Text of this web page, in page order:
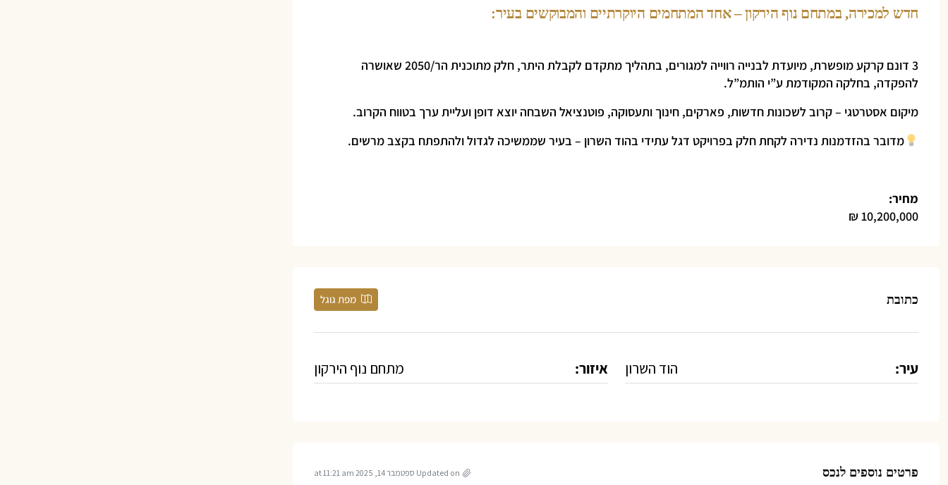
חדש למכירה, במתחם נוף הירקון – אחד המתחמים היוקרתיים והמבוקשים בעיר:
3 דונם קרקע מופשרת, מיועדת לבנייה רווייה למגורים, בתהליך מתקדם לקבלת היתר, חלק מתוכנית הר/2050 שאושרה
להפקדה, בחלקה המקודמת ע”י הותמ”ל.
מיקום אסטרטגי – קרוב לשכונות חדשות, פארקים, חינוך ותעסוקה, פוטנציאל השבחה יוצא דופן ועליית ערך בטווח הקרוב.
מדובר בהזדמנות נדירה לקחת חלק בפרויקט דגל עתידי בהוד השרון – בעיר שממשיכה לגדול ולהתפתח בקצב מרשים.
מחיר:
10,200,000 ₪
כתובת מפת גוגל
עיר: הוד השרון איזור: מתחם נוף הירקון
פרטים נוספים לנכס Updated on ספטמבר 14, 2025 at 11:21 am